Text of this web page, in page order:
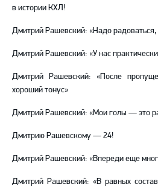
в истории КХЛ!
Дмитрий Рашевский: «Надо
Дмитрий Рашевский: «У нас
Дмитрий Рашевский: «После
хороший тонус»
Дмитрий Рашевский: «Мои голы — это
Дмитрию Рашевскому — 24!
Дмитрий Рашевский: «Впереди еще
Дмитрий Рашевский: «В равных